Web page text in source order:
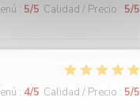
: 5/5 Calidad / Precio : 5/5
: 4/5 Calidad / Precio : 5/5